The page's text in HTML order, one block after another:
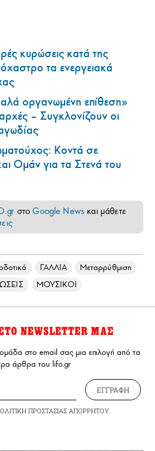
κυρώσεις κατά της
τα ενεργειακά
οργανωμένη επίθεση»
– Συγκλονίζουν οι
Κοντά σε
Ομάν για τα Στενά του
στοGoogle News και μάθετε
ΓΑΛΛΙΑ
Μεταρρύθμιση
ΜΟΥΣΙΚΟΙ
NEWSLETTER ΜΑΣ
στο email σας μια επιλογή από τα
άρθρα του lifo.gr
ΕΓΓΡΑΦΗ
ΠΡΟΣΤΑΣΙΑΣ ΑΠΟΡΡΗΤΟΥ